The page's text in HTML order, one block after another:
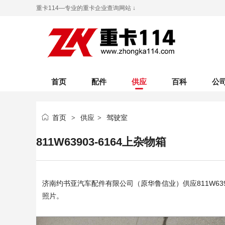
重卡114—专业的重卡企业查询网站 ↓
首页 配件 供应 百科 公
首页 > 供应 > 驾驶室
811W63903-6164上杂物箱
济南约书亚汽车配件有限公司（原华鲁信业） 供应
照片。